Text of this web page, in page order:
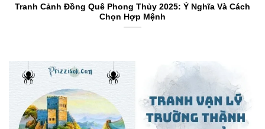
Tranh Cảnh Đồng Quê Phong Thủy 2025: Ý Nghĩa Và Cách
Chọn Hợp Mệnh